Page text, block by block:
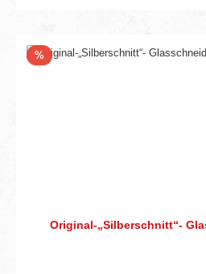
%Rabatt
Original-„Silberschnitt“-